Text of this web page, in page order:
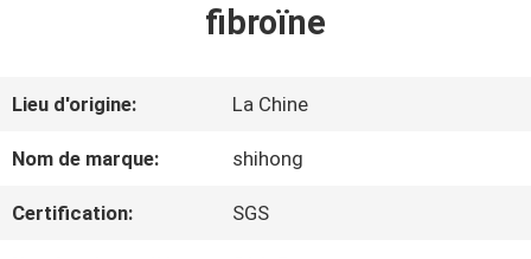
fibroïne
Lieu d'origine: La Chine
Nom de marque: shihong
Certification: SGS